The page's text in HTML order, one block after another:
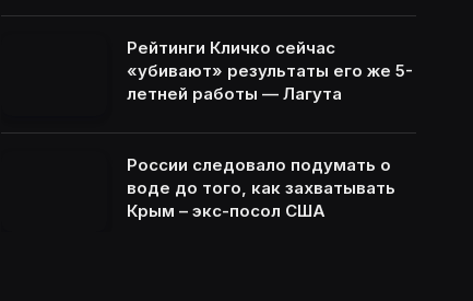
Рейтинги Кличко сейчас
«убивают» результаты его же 5-
летней работы — Лагута
России следовало подумать о
воде до того, как захватывать
Крым – экс-посол США